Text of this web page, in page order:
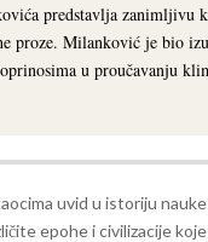
predstavlja zanimljivu
proze. Milanković je bio
u proučavanju
uvid u istoriju
epohe i civilizacije